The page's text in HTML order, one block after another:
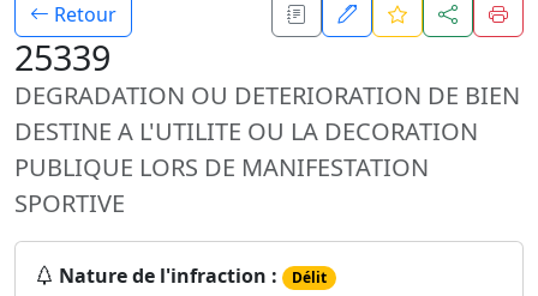
Retour
25339
DEGRADATION OU DETERIORATION DE BIEN
DESTINE A L'UTILITE OU LA DECORATION
PUBLIQUE LORS DE MANIFESTATION
SPORTIVE
Nature de l'infraction : Délit